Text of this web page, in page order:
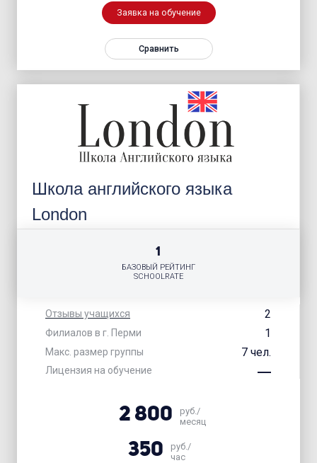
Заявка на обучение
Сравнить
Школа английского языка
London
Отзывы учащихся 2
Филиалов в г. Перми 1
Макс. размер группы 7 чел.
Лицензия на обучение
1
БАЗОВЫЙ РЕЙТИНГ
SCHOOLRATE
2 800
руб./
месяц
350
руб./
час